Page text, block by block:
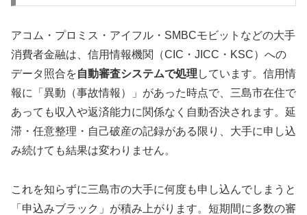
アコム・プロミス・アイフル・SMBCモビットなどの大手
消費者金融は、信用情報機関（CIC・JICC・KSC）への
データ照合を自動審査システムで処理 しています。信用情
報に「異動（事故情報）」があった時点で、三島市在住で
あっても収入や返済能力に関係なく自動否決されます。延
滞・任意整理・自己破産の記録がある限り、大手に申し込
み続けても結果は変わりません。
これを知らずに三島市の大手に何度も申し込んでしまうと
「申込みブラック」が積み上がります。短期間に多数の審